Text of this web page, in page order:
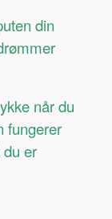
din
når du
fungerer
er